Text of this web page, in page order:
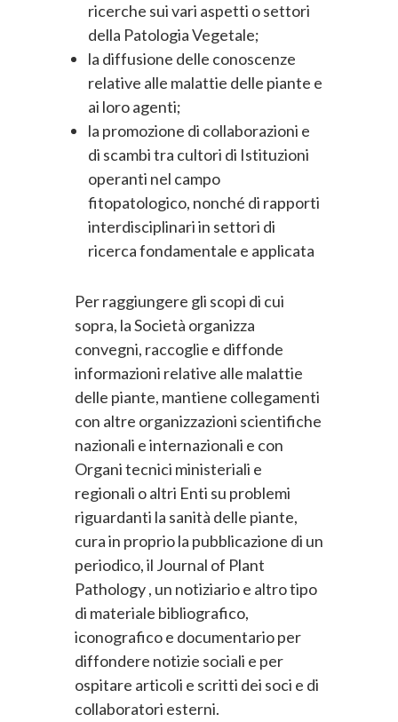
ricerche sui vari aspetti o settori
della Patologia Vegetale;
la diffusione delle conoscenze
relative alle malattie delle piante e
ai loro agenti;
la promozione di collaborazioni e
di scambi tra cultori di Istituzioni
operanti nel campo
fitopatologico, nonché di rapporti
interdisciplinari in settori di
ricerca fondamentale e applicata
Per raggiungere gli scopi di cui
sopra, la Società organizza
convegni, raccoglie e diffonde
informazioni relative alle malattie
delle piante, mantiene collegamenti
con altre organizzazioni scientifiche
nazionali e internazionali e con
Organi tecnici ministeriali e
regionali o altri Enti su problemi
riguardanti la sanità delle piante,
cura in proprio la pubblicazione di un
periodico, il Journal of Plant
Pathology , un notiziario e altro tipo
di materiale bibliografico,
iconografico e documentario per
diffondere notizie sociali e per
ospitare articoli e scritti dei soci e di
collaboratori esterni.